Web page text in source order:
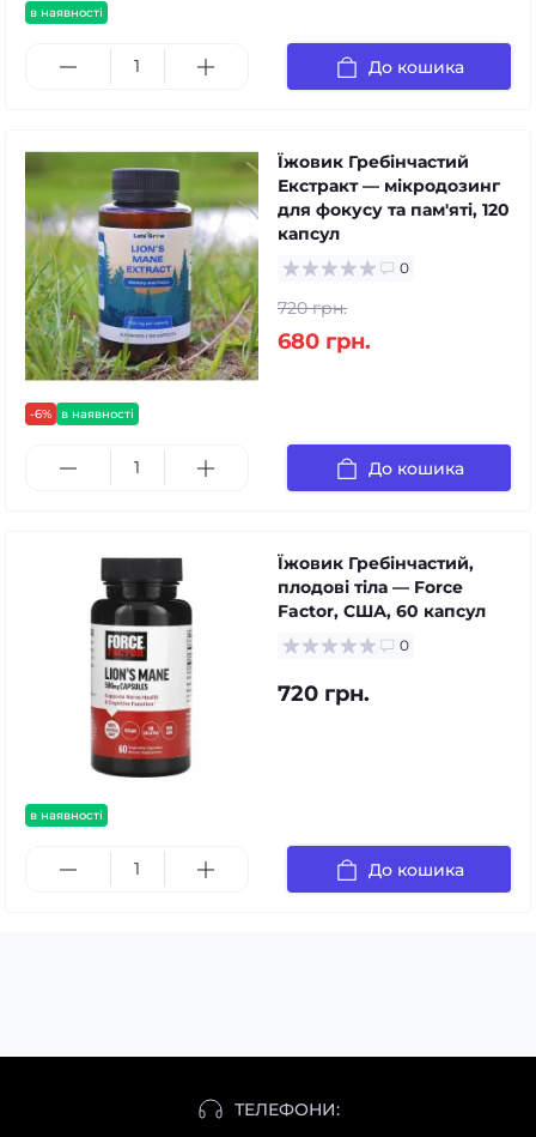
в наявності
До кошика
-6% в наявності
Їжовик Гребінчастий
Екстракт — мікродозинг
для фокусу та пам'яті, 120
капсул
0
720 грн.
680 грн.
До кошика
в наявності
Їжовик Гребінчастий,
плодові тіла — Force
Factor, США, 60 капсул
0
720 грн.
До кошика
ТЕЛЕФОНИ: